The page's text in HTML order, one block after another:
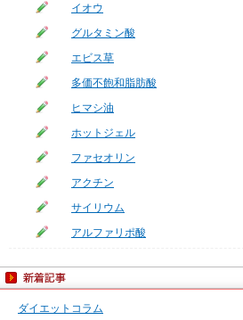
イオウ
グルタミン酸
エビス草
多価不飽和脂肪酸
ヒマシ油
ホットジェル
ファセオリン
アクチン
サイリウム
アルファリポ酸
ダイエットコラム